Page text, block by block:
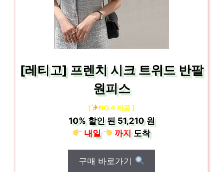
[레티고] 프렌치 시크 트위드 반팔
원피스
[ NO.4 제품 ]
10%할인 된51,210 원
내일
까지도착
구매 바로가기